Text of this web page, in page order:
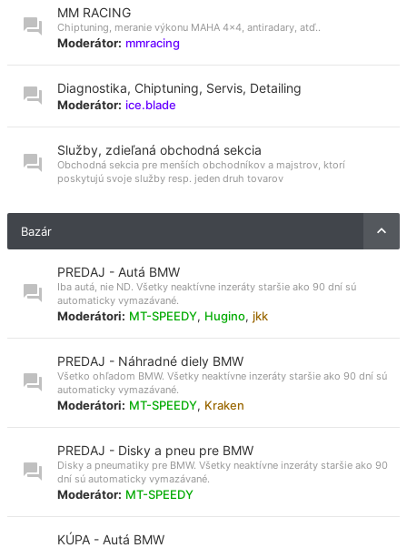
MM RACING
Chiptuning, meranie výkonu MAHA 4x4, antiradary, atď..
Moderátor: mmracing
Diagnostika, Chiptuning, Servis, Detailing
Moderátor: ice.blade
Služby, zdieľaná obchodná sekcia
Obchodná sekcia pre menších obchodníkov a majstrov, ktorí
poskytujú svoje služby resp. jeden druh tovarov
Bazár
PREDAJ - Autá BMW
Iba autá, nie ND. Všetky neaktívne inzeráty staršie ako 90 dní sú
automaticky vymazávané.
Moderátori: MT-SPEEDY, Hugino, jkk
PREDAJ - Náhradné diely BMW
Všetko ohľadom BMW. Všetky neaktívne inzeráty staršie ako 90 dní sú
automaticky vymazávané.
Moderátori: MT-SPEEDY, Kraken
PREDAJ - Disky a pneu pre BMW
Disky a pneumatiky pre BMW. Všetky neaktívne inzeráty staršie ako 90
dní sú automaticky vymazávané.
Moderátor: MT-SPEEDY
KÚPA - Autá BMW